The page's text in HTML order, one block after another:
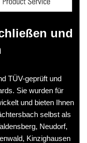
und
TÜV-geprüft und
Sie wurden für
und bieten Ihnen
selbst als
Neudorf,
Kinzighausen